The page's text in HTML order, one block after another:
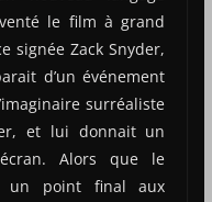
le film à grand
signée Zack Snyder,
d’un événement
surréaliste
et lui donnait un
Alors que le
un point final aux